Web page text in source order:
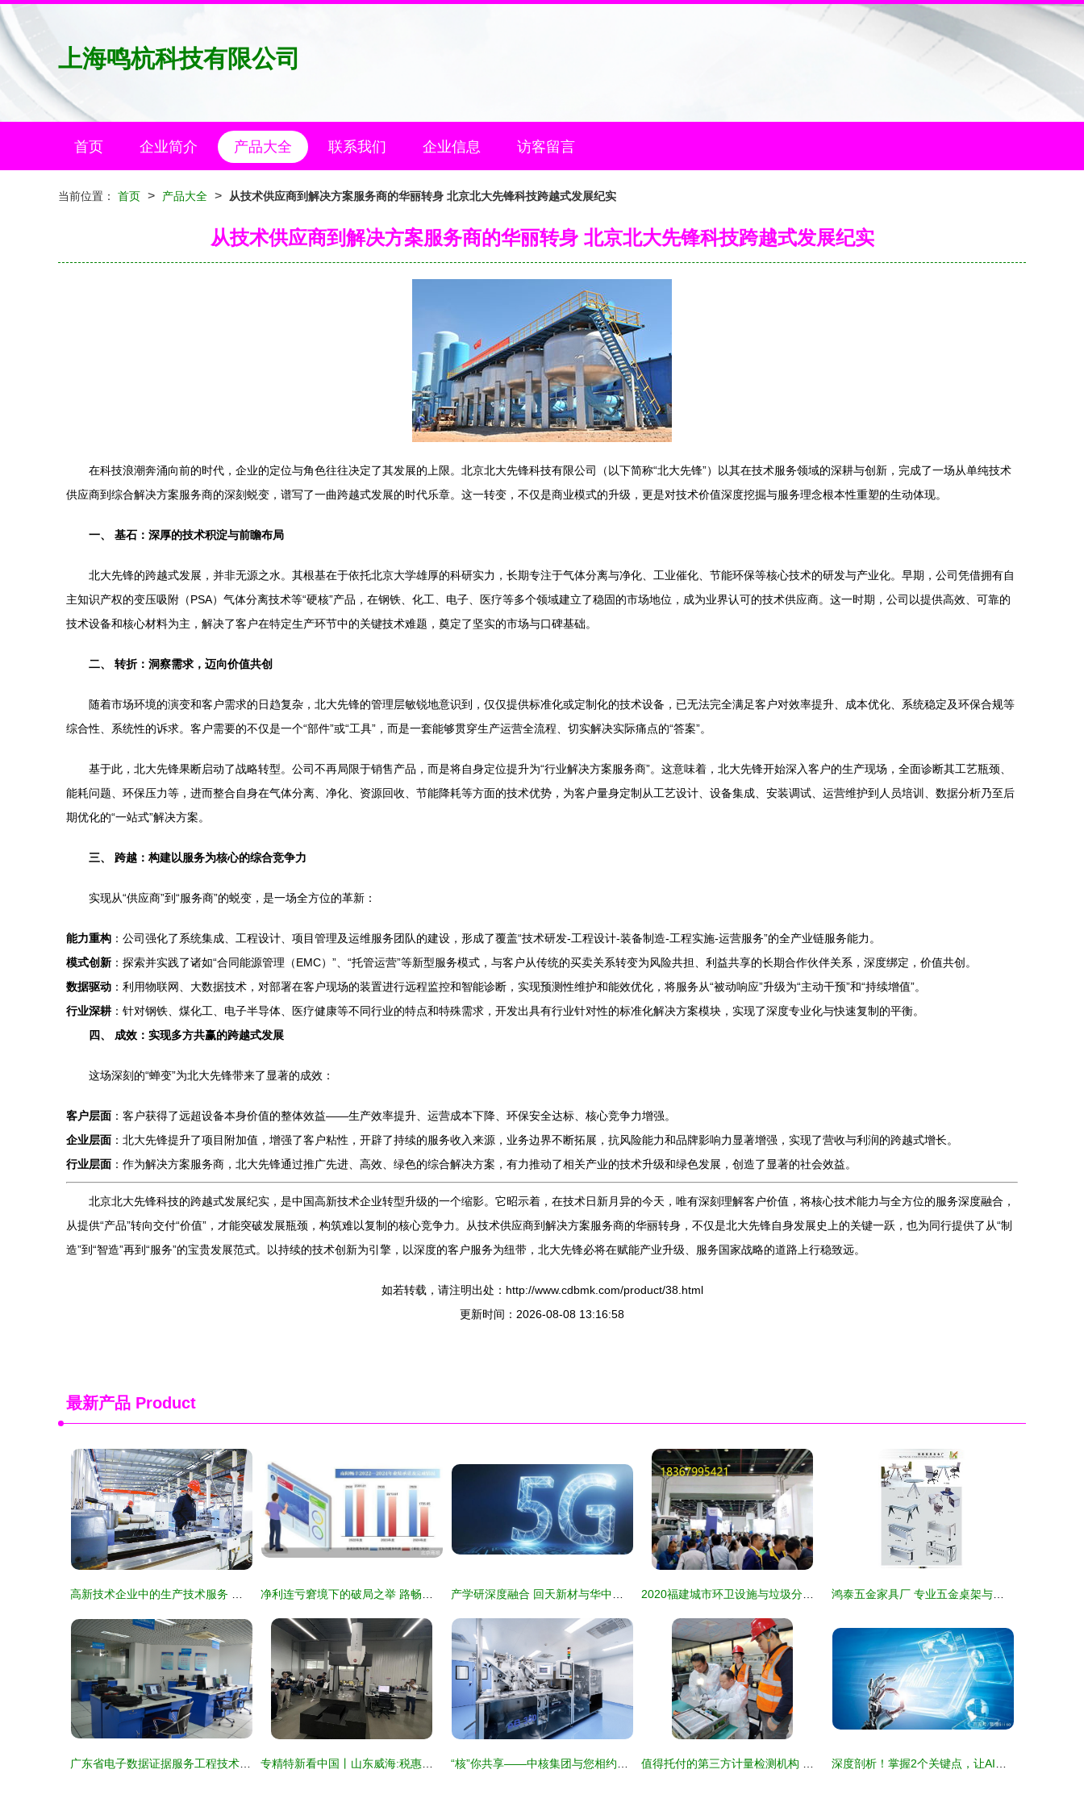
上海鸣杭科技有限公司
首页 企业简介 产品大全 联系我们 企业信息 访客留言
当前位置： 首页 > 产品大全 > 从技术供应商到解决方案服务商的华丽转身 北京北大先锋科技跨越式发展纪实
从技术供应商到解决方案服务商的华丽转身 北京北大先锋科技跨越式发展纪实
在科技浪潮奔涌向前的时代，企业的定位与角色往往决定了其发展的上限。北京北大先锋科技有限公司（以下简称“北大先锋”）以其在技术服务领域的深耕与创新，完成了一场从单纯技术
供应商到综合解决方案服务商的深刻蜕变，谱写了一曲跨越式发展的时代乐章。这一转变，不仅是商业模式的升级，更是对技术价值深度挖掘与服务理念根本性重塑的生动体现。
一、 基石：深厚的技术积淀与前瞻布局
北大先锋的跨越式发展，并非无源之水。其根基在于依托北京大学雄厚的科研实力，长期专注于气体分离与净化、工业催化、节能环保等核心技术的研发与产业化。早期，公司凭借拥有自
主知识产权的变压吸附（PSA）气体分离技术等“硬核”产品，在钢铁、化工、电子、医疗等多个领域建立了稳固的市场地位，成为业界认可的技术供应商。这一时期，公司以提供高效、可靠的
技术设备和核心材料为主，解决了客户在特定生产环节中的关键技术难题，奠定了坚实的市场与口碑基础。
二、 转折：洞察需求，迈向价值共创
随着市场环境的演变和客户需求的日趋复杂，北大先锋的管理层敏锐地意识到，仅仅提供标准化或定制化的技术设备，已无法完全满足客户对效率提升、成本优化、系统稳定及环保合规等
综合性、系统性的诉求。客户需要的不仅是一个“部件”或“工具”，而是一套能够贯穿生产运营全流程、切实解决实际痛点的“答案”。
基于此，北大先锋果断启动了战略转型。公司不再局限于销售产品，而是将自身定位提升为“行业解决方案服务商”。这意味着，北大先锋开始深入客户的生产现场，全面诊断其工艺瓶颈、
能耗问题、环保压力等，进而整合自身在气体分离、净化、资源回收、节能降耗等方面的技术优势，为客户量身定制从工艺设计、设备集成、安装调试、运营维护到人员培训、数据分析乃至后
期优化的“一站式”解决方案。
三、 跨越：构建以服务为核心的综合竞争力
实现从“供应商”到“服务商”的蜕变，是一场全方位的革新：
能力重构 ：公司强化了系统集成、工程设计、项目管理及运维服务团队的建设，形成了覆盖“技术研发-工程设计-装备制造-工程实施-运营服务”的全产业链服务能力。
模式创新 ：探索并实践了诸如“合同能源管理（EMC）”、“托管运营”等新型服务模式，与客户从传统的买卖关系转变为风险共担、利益共享的长期合作伙伴关系，深度绑定，价值共创。
数据驱动 ：利用物联网、大数据技术，对部署在客户现场的装置进行远程监控和智能诊断，实现预测性维护和能效优化，将服务从“被动响应”升级为“主动干预”和“持续增值”。
行业深耕：针对钢铁、煤化工、电子半导体、医疗健康等不同行业的特点和特殊需求，开发出具有行业针对性的标准化解决方案模块，实现了深度专业化与快速复制的平衡。
四、 成效：实现多方共赢的跨越式发展
这场深刻的“蝉变”为北大先锋带来了显著的成效：
客户层面 ：客户获得了远超设备本身价值的整体效益——生产效率提升、运营成本下降、环保安全达标、核心竞争力增强。
企业层面 ：北大先锋提升了项目附加值，增强了客户粘性，开辟了持续的服务收入来源，业务边界不断拓展，抗风险能力和品牌影响力显著增强，实现了营收与利润的跨越式增长。
行业层面 ：作为解决方案服务商，北大先锋通过推广先进、高效、绿色的综合解决方案，有力推动了相关产业的技术升级和绿色发展，创造了显著的社会效益。
北京北大先锋科技的跨越式发展纪实，是中国高新技术企业转型升级的一个缩影。它昭示着，在技术日新月异的今天，唯有深刻理解客户价值，将核心技术能力与全方位的服务深度融合，
从提供“产品”转向交付“价值”，才能突破发展瓶颈，构筑难以复制的核心竞争力。从技术供应商到解决方案服务商的华丽转身，不仅是北大先锋自身发展史上的关键一跃，也为同行提供了从“制
造”到“智造”再到“服务”的宝贵发展范式。以持续的技术创新为引擎，以深度的客户服务为纽带，北大先锋必将在赋能产业升级、服务国家战略的道路上行稳致远。
如若转载，请注明出处：http://www.cdbmk.com/product/38.html
更新时间：2026-08-08 13:16:58
最新产品 Product